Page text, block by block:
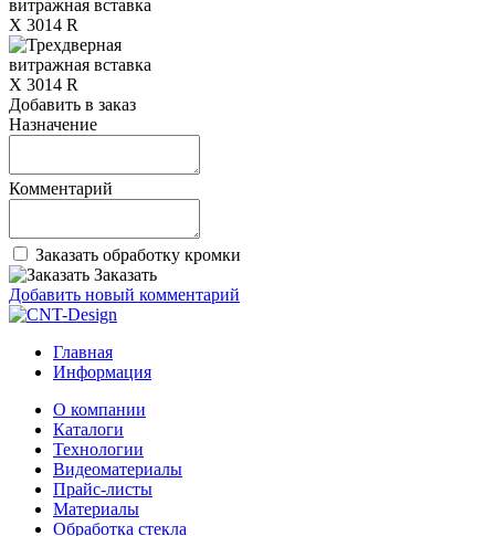
Добавить в заказ
Назначение
Комментарий
Заказать обработку кромки
Заказать
Добавить новый комментарий
Главная
Информация
О компании
Каталоги
Технологии
Видеоматериалы
Прайс-листы
Материалы
Обработка стекла